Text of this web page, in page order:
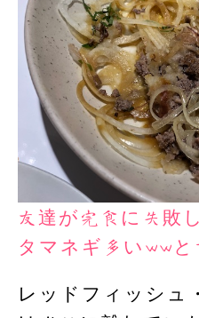
友達が完食に失敗
タマネギ多いwwと
レッドフィッシュ